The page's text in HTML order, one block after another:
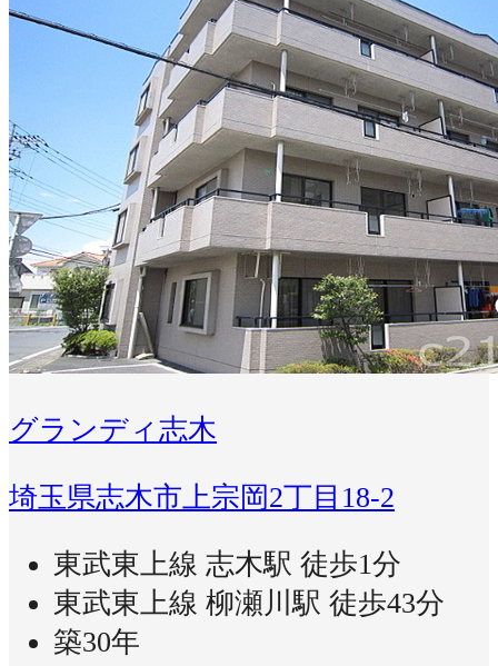
グランディ志木
埼玉県志木市上宗岡2丁目18-2
東武東上線 志木駅 徒歩1分
東武東上線 柳瀬川駅 徒歩43分
築30年